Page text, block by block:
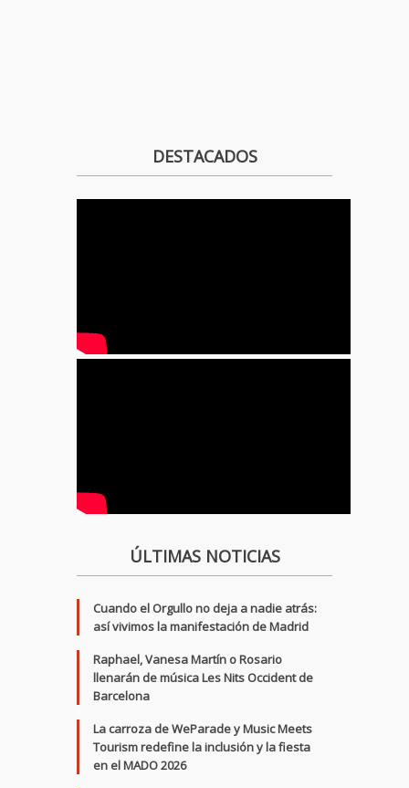
DESTACADOS
ÚLTIMAS NOTICIAS
Cuando el Orgullo no deja a nadie atrás:
así vivimos la manifestación de Madrid
Raphael, Vanesa Martín o Rosario
llenarán de música Les Nits Occident de
Barcelona
La carroza de WeParade y Music Meets
Tourism redefine la inclusión y la fiesta
en el MADO 2026